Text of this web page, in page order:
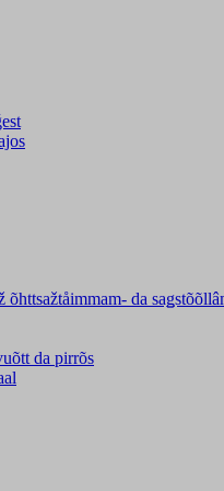
õhttsažtåimmam- da
da pirrõs